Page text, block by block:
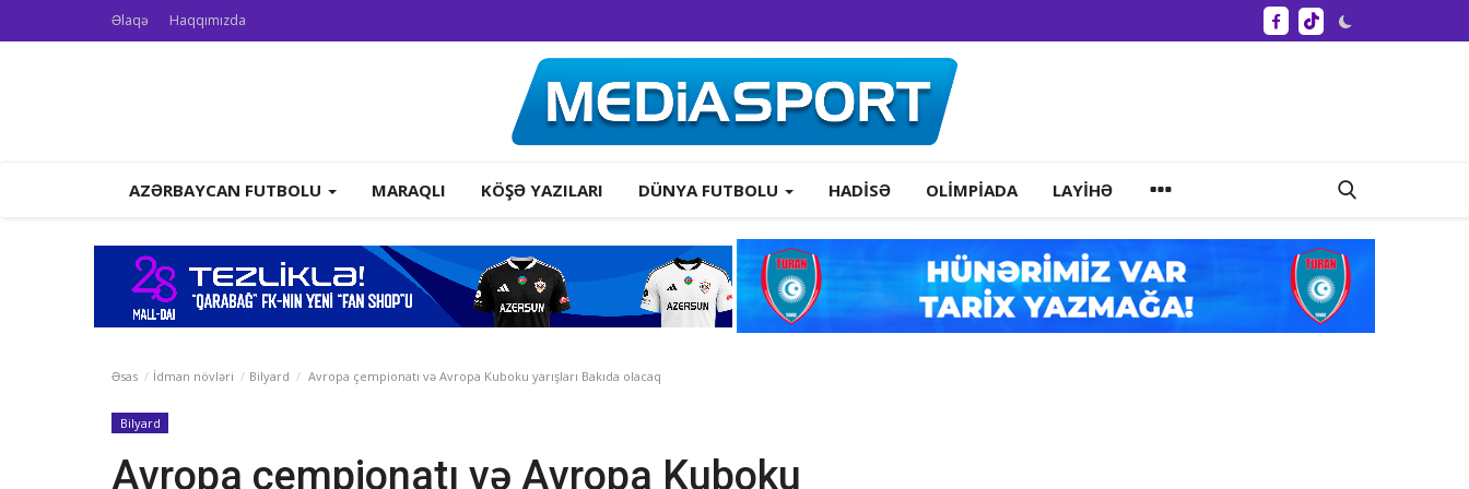
Əlaqə Haqqımızda
AZƏRBAYCAN FUTBOLU MARAQLI KÖŞƏ YAZILARI DÜNYA FUTBOLU HADISƏ OLIMPIADA LAYIHƏ
Əsas İdman növləri Bilyard Avropa çempionatı və Avropa Kuboku yarışları Bakıda olacaq
Bilyard
Avropa çempionatı və Avropa Kuboku